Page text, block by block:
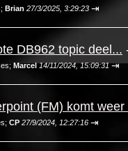
Brian 27/3/2025, 3:29:23 ⇥
DB962 topic deel...
Marcel 14/11/2024, 15:09:31 ⇥
(FM) komt weer
CP 27/9/2024, 12:27:16 ⇥